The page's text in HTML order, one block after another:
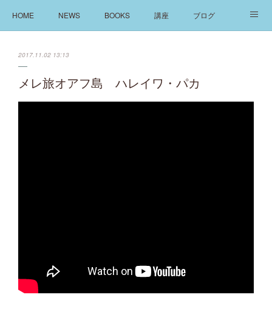
HOME NEWS BOOKS 講座 ブログ
2017.11.02 13:13
メレ旅オアフ島 ハレイワ・パカ